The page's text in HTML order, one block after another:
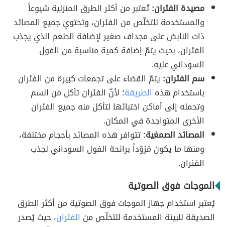
مصيدة الفئران:تُعتبر من أكثر الطرق المنزلية شيوعاً
والمستخدمة للتخلّص من الفئران، وتحتوي جميع المصائد
ذات النابض على مجداف صغير لإضافة الطعم الذي يجذب
الفئران، بحيث يتمّ إضافة كمية مناسبة من الفول
السوداني عليه.
سم الفئران: يتمّ القضاء على تجمعات كبيرة من الفئران
باستخدام هذه الطريقة؛ لأنّ الفئران تأكل من السم
وتحمله إلى أماكن اختبائها لتأكل منه جميع الفئران
الأخرى المتواجدة في المكان.
المصائد الصمغية:تتوافر هذه المصائد بأحجام مختلفة،
ومنها ما يكون مُزوّداً برائحة الفول السوداني لجذب
الفئران.
الموجات فوق الصوتية
يُعتبر استخدام جهاز الموجات فوق الصوتية من أكثر الطرق
الصديقة للبيئة المستخدمة للتخلّص من الفئران، حيث يُصدر